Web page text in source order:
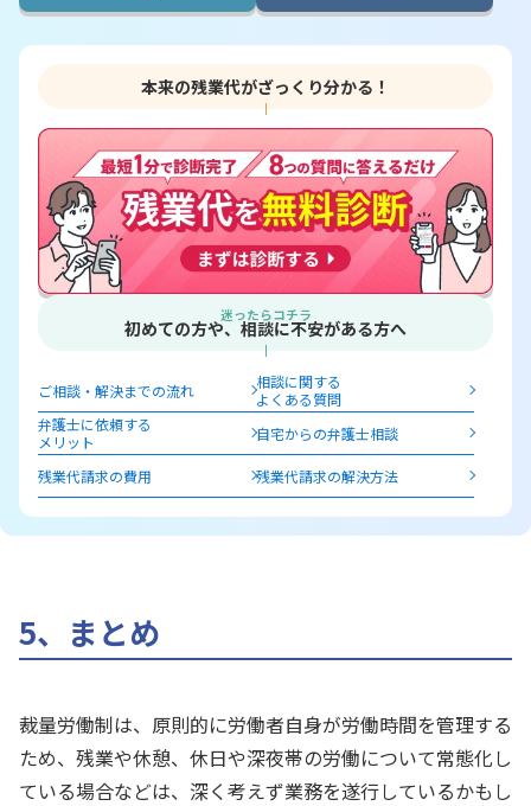
本来の残業代がざっくり分かる！
迷ったらコチラ
初めての方や、相談に不安がある方へ
ご相談・解決までの流れ
相談に関する
よくある質問
弁護士に依頼する
メリット
自宅からの弁護士相談
残業代請求の費用 残業代請求の解決方法
5、まとめ
裁量労働制は、原則的に労働者自身が労働時間を管理する
ため、残業や休憩、休日や深夜帯の労働について常態化し
ている場合などは、深く考えず業務を遂行しているかもし